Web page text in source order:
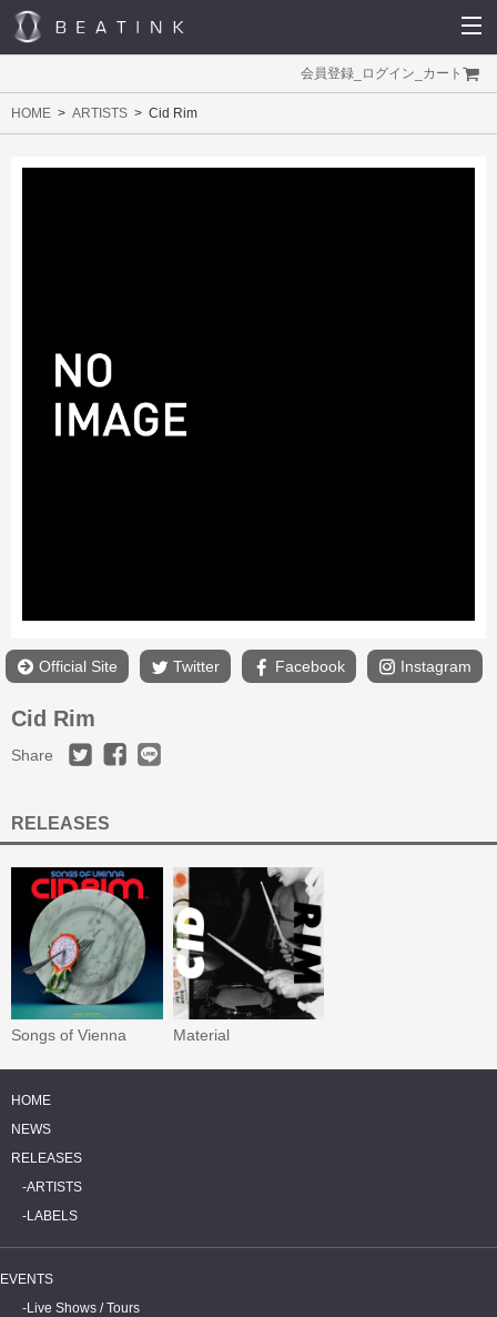
会員登録 ログイン カート
HOME ARTISTS Cid Rim
Official Site Twitter Facebook Instagram
Cid Rim
Share
RELEASES
Songs of Vienna Material
HOME
NEWS
RELEASES
ARTISTS
LABELS
EVENTS
Live Shows / Tours